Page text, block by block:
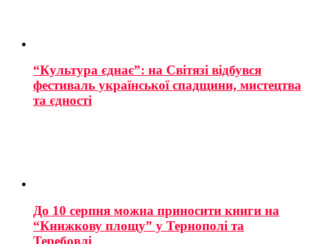
“Культура єднає”: на Світязі відбувся
фестиваль української спадщини, мистецтва
та єдності
До 10 серпня можна приносити книги на
“Книжкову площу” у Тернополі та
Теребовлі